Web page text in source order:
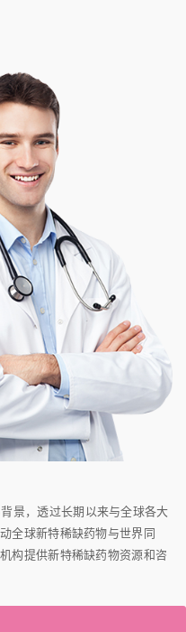
景，透过长期以来与全球各大
全球新特稀缺药物与世界同
构提供新特稀缺药物资源和咨